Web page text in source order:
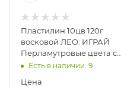
Пластилин 10цв 120г
восковой ЛЕО: ИГРАЙ
Перламутровые цвета со
стеком LPMCR-0110
Есть в наличии: 9
Цена